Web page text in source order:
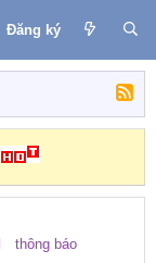
Đăng ký
thông báo